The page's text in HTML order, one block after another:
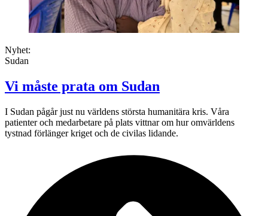
Nyhet:
Sudan
Vi måste prata om Sudan
I Sudan pågår just nu världens största humanitära kris. Våra
patienter och medarbetare på plats vittnar om hur omvärldens
tystnad förlänger kriget och de civilas lidande.